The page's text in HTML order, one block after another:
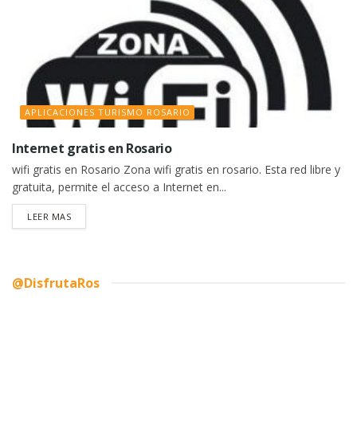
APLICACIONES TURISMO ROSARIO
Internet gratis en Rosario
wifi gratis en Rosario Zona wifi gratis en rosario. Esta red libre y
gratuita, permite el acceso a Internet en...
LEER MASDETAILS
@DisfrutaRos